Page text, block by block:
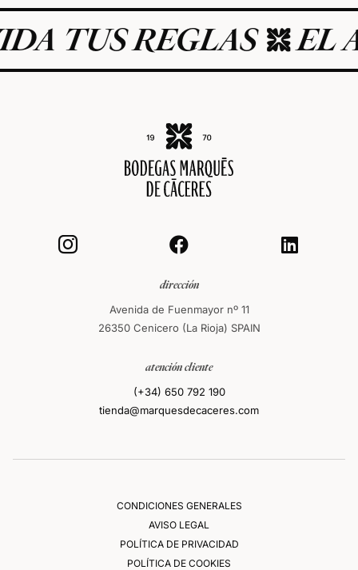
TUS REGLAS EL
  
dirección
Avenida de Fuenmayor nº 11
26350 Cenicero (La Rioja) SPAIN
atención cliente
(+34) 650 792 190
tienda@marquesdecaceres.com
CONDICIONES GENERALES
AVISO LEGAL
POLÍTICA DE PRIVACIDAD
POLÍTICA DE COOKIES